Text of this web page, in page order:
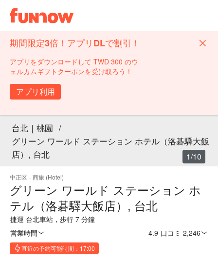
期間限定3倍！アプリDLで割引！
アプリをダウンロードして TWD 300 のウ
ェルカムギフトクーポンを受け取ろう！
アプリ利用
台北｜桃園 /
グリーン ワールド ステーション ホテル（洛碁驛大飯
店）, 台北
中正区 · 商旅 (Hotel)
グリーン ワールド ステーション ホ
テル（洛碁驛大飯店）, 台北
捷運 台北車站，步行 7 分鐘
営業時間
4.9 口コミ 2,246
直近の予約可能時間：17:00
1/10